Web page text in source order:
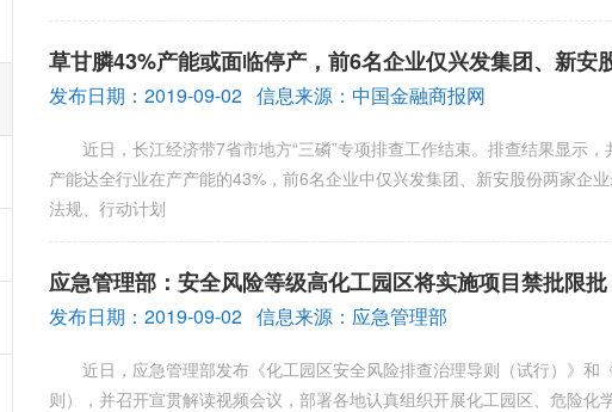
草甘膦43%产能或面临停产，前6名企业仅兴发集团、新安
发布日期：2019-09-02 信息来源：中国金融商报网
近日，长江经济带7省市地方“三磷”专项排查工作结束。排查结果显示
产能达全行业在产产能的43%，前6名企业中仅兴发集团、新安股份两家
法规、行动计划
应急管理部：安全风险等级高化工园区将实施项目禁批限批
发布日期：2019-09-02 信息来源：应急管理部
近日，应急管理部发布《化工园区安全风险排查治理导则（试行）》和
则），并召开宣贯解读视频会议，部署各地认真组织开展化工园区、危险